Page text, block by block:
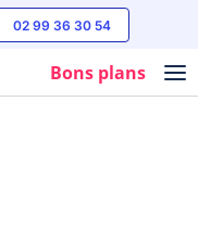
02 99 36 30 54
Bons plans